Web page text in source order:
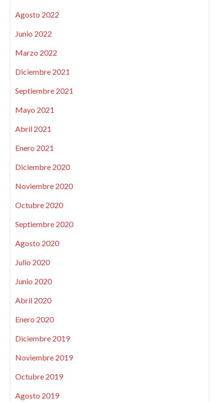
Agosto 2022
Junio 2022
Marzo 2022
Diciembre 2021
Septiembre 2021
Mayo 2021
Abril 2021
Enero 2021
Diciembre 2020
Noviembre 2020
Octubre 2020
Septiembre 2020
Agosto 2020
Julio 2020
Junio 2020
Abril 2020
Enero 2020
Diciembre 2019
Noviembre 2019
Octubre 2019
Agosto 2019